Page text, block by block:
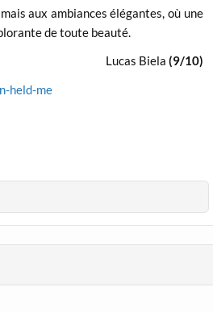
aux ambiances élégantes, où une
de toute beauté.
Lucas Biela (9/10)
held-me